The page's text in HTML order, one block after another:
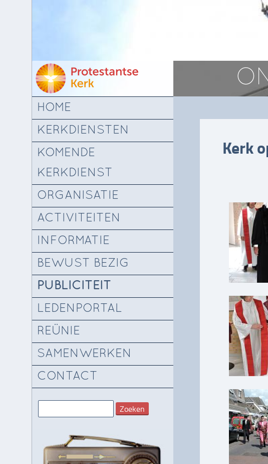
Kerk
HOME
KERKDIENSTEN
KOMENDE
KERKDIENST
ORGANISATIE
ACTIVITEITEN
INFORMATIE
BEWUST BEZIG
PUBLICITEIT
LEDENPORTAL
REÜNIE
SAMENWERKEN
CONTACT